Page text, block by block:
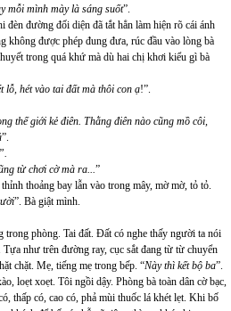
mỗi mình mày là sáng suốt”.
đường đối diện đã tắt hẳn làm hiện rõ cái ánh
không được phép đung đưa, rúc đầu vào lòng bà
trong quá khứ mà dù hai chị khơi kiểu gì bà
lỗ, hét vào tai đất mà thôi con ạ!”.
thế giới kẻ điên. Thằng điên nào cũng mồ côi,
”.
từ chơi cờ mà ra...”
thoảng bay lẫn vào trong mây, mờ mờ, tỏ tỏ.
”. Bà giật mình.
trong phòng. Tai đất. Đất có nghe thấy người ta nói
như trên đường ray, cục sắt đang từ từ chuyển
chặt. Mẹ, tiếng mẹ trong bếp. “Này thì kết bộ ba”.
loẹt xoẹt. Tôi ngồi dậy. Phòng bà toàn dân cờ bạc,
thấp có, cao có, phả mùi thuốc lá khét lẹt. Khi bố